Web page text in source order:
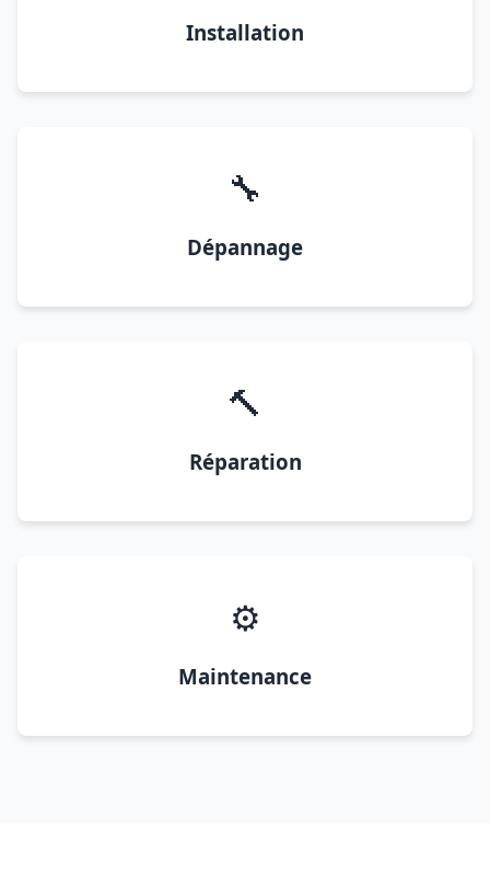
Installation
🔧
Dépannage
🔨
Réparation
⚙️
Maintenance